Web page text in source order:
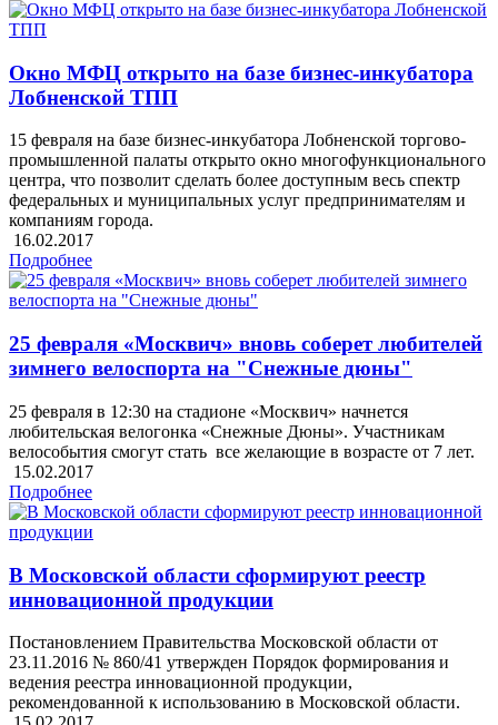
Окно МФЦ открыто на базе бизнес-инкубатора
Лобненской ТПП
15 февраля на базе бизнес-инкубатора Лобненской торгово-
промышленной палаты открыто окно многофункционального
центра, что позволит сделать более доступным весь спектр
федеральных и муниципальных услуг предпринимателям и
компаниям города.
16.02.2017
Подробнее
25 февраля «Москвич» вновь соберет любителей
зимнего велоспорта на "Снежные дюны"
25 февраля в 12:30 на стадионе «Москвич» начнется
любительская велогонка «Снежные Дюны». Участникам
велособытия смогут стать все желающие в возрасте от 7 лет.
15.02.2017
Подробнее
В Московской области сформируют реестр
инновационной продукции
Постановлением Правительства Московской области от
23.11.2016 № 860/41 утвержден Порядок формирования и
ведения реестра инновационной продукции,
рекомендованной к использованию в Московской области.